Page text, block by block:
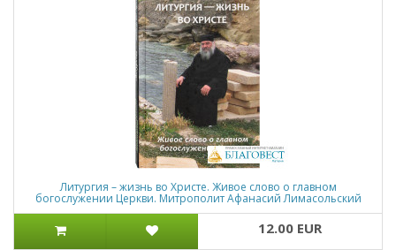
Литургия – жизнь во Христе. Живое слово о главном
богослужении Церкви. Митрополит Афанасий Лимасольский
12.00 EUR